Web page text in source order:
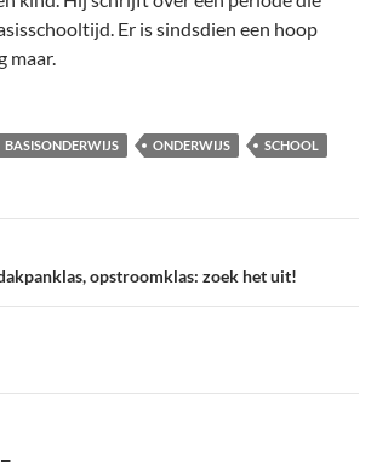
Er is sindsdien een hoop
maar.
BASISONDERWIJS ONDERWIJS SCHOOL
opstroomklas: zoek het uit!